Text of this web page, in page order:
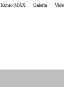
Konto MAX Galeria